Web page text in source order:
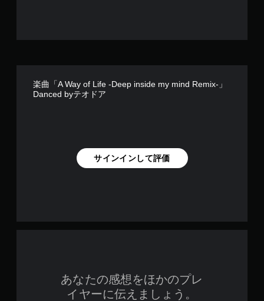
楽曲「A Way of Life -Deep inside my mind Remix-」
Danced byテオドア
サインインして評価
あなたの感想をほかのプレ
イヤーに伝えましょう。